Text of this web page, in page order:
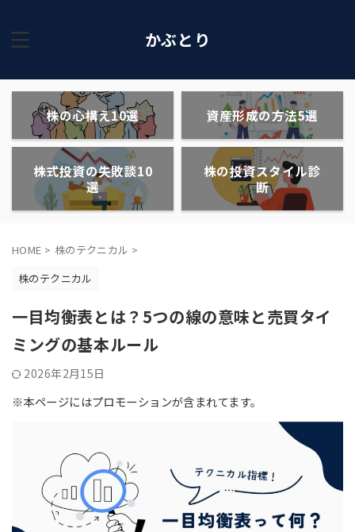
かぶとり
株の心構え10選 資産形成の方法5選
株式投資の失敗談10
選
株の投資スタイル診
断
HOME > 株のテクニカル >
株のテクニカル
一目均衡表とは？5つの線の意味と売買タイ
ミングの基本ルール
2026年2月15日
※本ページにはプロモーションが含まれてます。